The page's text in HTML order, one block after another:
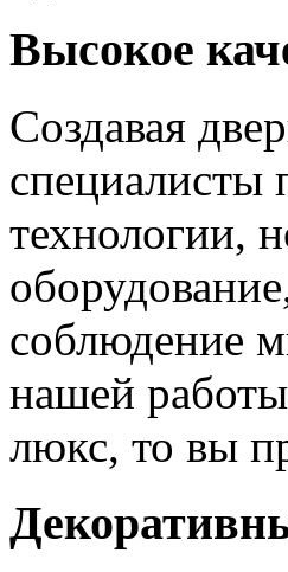
Высокое
Создавая
специалисты
технологии,
соблюдение
нашей
люкс, то вы